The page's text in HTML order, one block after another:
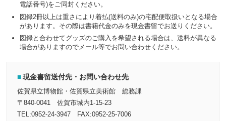
電話番号)をご同封ください。
図録2冊以上は重さにより着払(送料のみ)の宅配便取扱いとなる場合
があります。その際は書籍代金のみを現金書留でお送りください。
図録と合わせてグッズのご購入を希望される場合は、送料が異なる
場合がありますのでメール等でお問い合わせください。
現金書留送付先・お問い合わせ先
佐賀県立博物館・佐賀県立美術館 総務課
〒840-0041 佐賀市城内1-15-23
TEL:0952-24-3947 FAX:0952-25-7006